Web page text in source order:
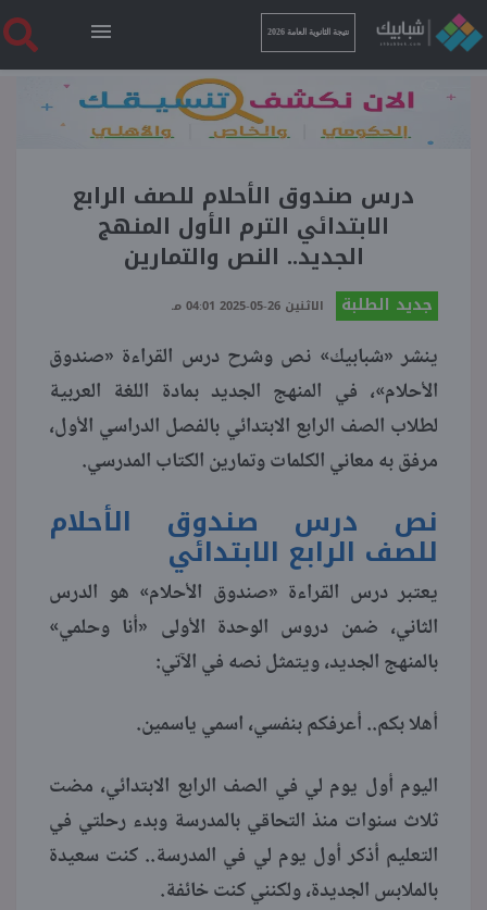
نتيجة الثانوية العامة 2026
الرئيسية
نتيجة الثانوية العامة 2026
أخبار ساخنة
بوابة الطلبة
ملفات
منوعات
درس صندوق الأحلام للصف الرابع
الابتدائي الترم الأول المنهج
الجديد.. النص والتمارين
جديد الطلبة الاثنين 26-05-2025 04:01 مـ
ينشر «شبابيك» نص وشرح درس القراءة «صندوق
الأحلام»، في المنهج الجديد بمادة اللغة العربية
لطلاب الصف الرابع الابتدائي بالفصل الدراسي الأول،
مرفق به معاني الكلمات وتمارين الكتاب المدرسي.
نص درس صندوق الأحلام
للصف الرابع الابتدائي
يعتبر درس القراءة «صندوق الأحلام» هو الدرس
الثاني، ضمن دروس الوحدة الأولى «أنا وحلمي»
بالمنهج الجديد، ويتمثل نصه في الآتي:
أهلا بكم.. أعرفكم بنفسي، اسمي ياسمين.
اليوم أول يوم لي في الصف الرابع الابتدائي، مضت
ثلاث سنوات منذ التحاقي بالمدرسة وبدء رحلتي في
التعليم أذكر أول يوم لي في المدرسة.. كنت سعيدة
بالملابس الجديدة، ولكنني كنت خائفة.